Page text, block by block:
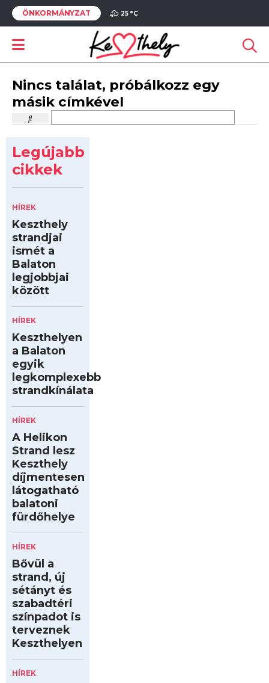
ÖNKORMÁNYZAT 25 °C
Nincs találat, próbálkozz egy
másik címkével
Legújabb
cikkek
HÍREK
Keszthely
strandjai
ismét a
Balaton
legjobbjai
között
HÍREK
Keszthelyen
a Balaton
egyik
legkomplexebb
strandkínálata
HÍREK
A Helikon
Strand lesz
Keszthely
díjmentesen
látogatható
balatoni
fürdőhelye
HÍREK
Bővül a
strand, új
sétányt és
szabadtéri
színpadot is
terveznek
Keszthelyen
HÍREK